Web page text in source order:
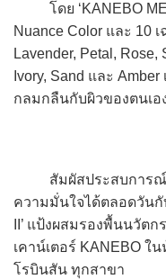
โดย ‘KANEBO
Nuance Color และ 10
Lavender, Petal,
Ivory, Sand และ
กลมกลืนกับผิวของตนเอ
สัมผัสประสบการณ์ง
ความมั่นใจได้ตลอดวันกั
II’ แป้งผสมรองพื้นนวัต
เคาน์เตอร์ KANEBO ใ
โรบินสัน ทุกสาขา